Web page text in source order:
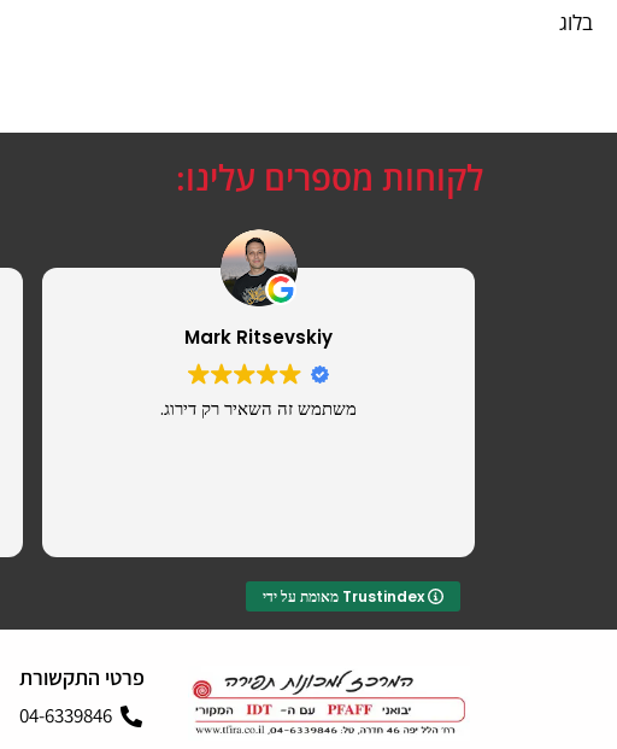
בלוג
לקוחות מספרים עלינו:
Mark Ritsevskiy
משתמש זה השאיר רק דירוג.
מאומת על ידי Trustindex
פרטי התקשורת
04-6339846